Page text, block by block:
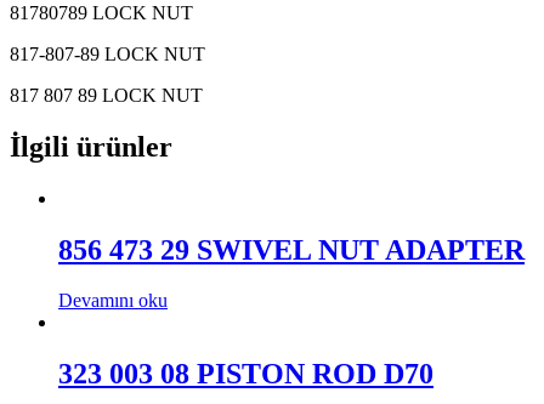
81780789 LOCK NUT
817-807-89 LOCK NUT
817 807 89 LOCK NUT
İlgili ürünler
856 473 29 SWIVEL NUT ADAPTER
Devamını oku
323 003 08 PISTON ROD D70